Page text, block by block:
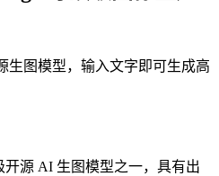
生图模型，输入文字即可生成高
开源 AI 生图模型之一，具有出